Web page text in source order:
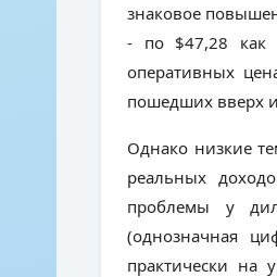
знаковое
- по $47,28 как
оперативных
пошедших вверх
Однако низкие
реальных
проблемы у
(однозначная
практически на